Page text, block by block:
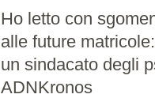
Ho letto con
alle future
un sindacato degli
ADNKronos